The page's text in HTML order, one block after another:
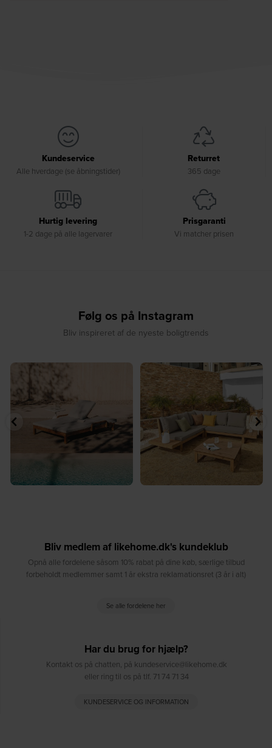
Kundeservice
Alle hverdage (se åbningstider)
Returret
365 dage
Hurtig levering
1-2 dage på alle lagervarer
Prisgaranti
Vi matcher prisen
Følg os på Instagram
Bliv inspireret af de nyeste boligtrends
☀️ Sommerens favorit til terrassen ☀️⁠
8 0
☀️ Sommerens naturlige
samlingspunkt⁠
8 0
Bliv medlem af likehome.dk's kundeklub
Opnå alle fordelene såsom 10% rabat på dine køb, særlige tilbud
forbeholdt medlemmer samt 1 år ekstra reklamationsret (3 år i alt)
Se alle fordelene her
Har du brug for hjælp?
Kontakt os på chatten, på kundeservice@likehome.dk
eller ring til os på tlf. 71 74 71 34
KUNDESERVICE OG INFORMATION